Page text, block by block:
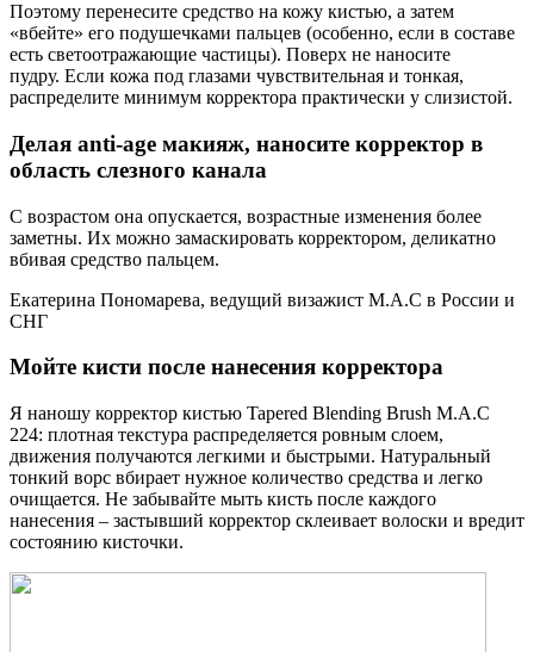
Поэтому перенесите средство на кожу кистью, а затем
«вбейте» его подушечками пальцев (особенно, если в составе
есть светоотражающие частицы). Поверх не наносите
пудру. Если кожа под глазами чувствительная и тонкая,
распределите минимум корректора практически у слизистой.
Делая anti-age макияж, наносите корректор в
область слезного канала
С возрастом она опускается, возрастные изменения более
заметны. Их можно замаскировать корректором, деликатно
вбивая средство пальцем.
Екатерина Пономарева, ведущий визажист M.A.C в России и
СНГ
Мойте кисти после нанесения корректора
Я наношу корректор кистью Tapered Blending Brush M.A.C
224: плотная текстура распределяется ровным слоем,
движения получаются легкими и быстрыми. Натуральный
тонкий ворс вбирает нужное количество средства и легко
очищается. Не забывайте мыть кисть после каждого
нанесения – застывший корректор склеивает волоски и вредит
состоянию кисточки.